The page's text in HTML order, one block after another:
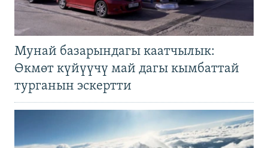
Мунай базарындагы каатчылык:
Өкмөт күйүүчү май дагы кымбаттай
турганын эскертти